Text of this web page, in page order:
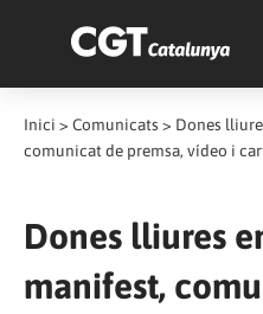
Inici > Comunicats > Dones
comunicat de premsa, vídeo i
Dones lliures
manifest,